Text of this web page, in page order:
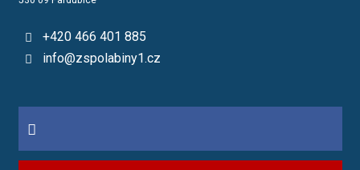
+420 466 401 885
info@zspolabiny1.cz